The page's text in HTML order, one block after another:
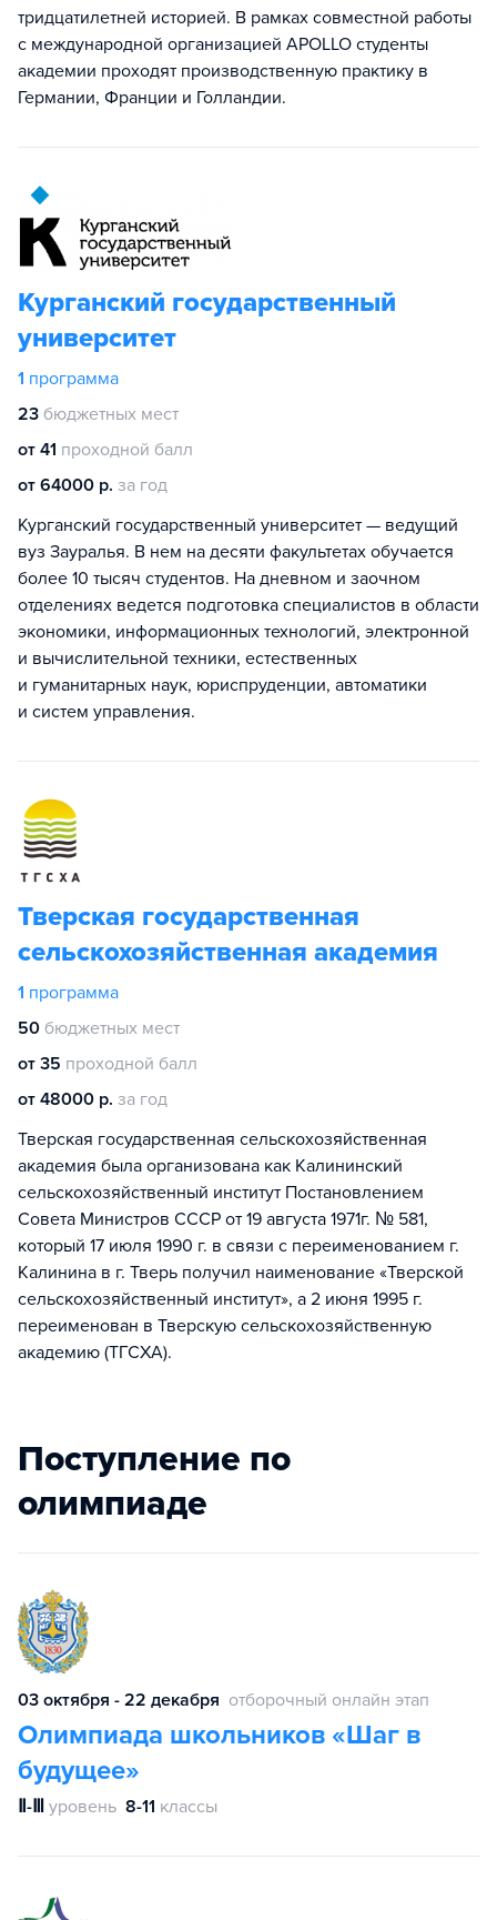
тридцатилетней историей. В рамках совместной работы
с международной организацией APOLLO студенты
академии проходят производственную практику в
Германии, Франции и Голландии.
Курганский государственный
университет
1 программа
23 бюджетных мест
от 41 проходной балл
от 64000 р. за год
Курганский государственный университет — ведущий
вуз Зауралья. В нем на десяти факультетах обучается
более 10 тысяч студентов. На дневном и заочном
отделениях ведется подготовка специалистов в области
экономики, информационных технологий, электронной
и вычислительной техники, естественных
и гуманитарных наук, юриспруденции, автоматики
и систем управления.
Тверская государственная
сельскохозяйственная академия
1 программа
50 бюджетных мест
от 35 проходной балл
от 48000 р. за год
Тверская государственная сельскохозяйственная
академия была организована как Калининский
сельскохозяйственный институт Постановлением
Совета Министров СССР от 19 августа 1971г. № 581,
который 17 июля 1990 г. в связи с переименованием г.
Калинина в г. Тверь получил наименование «Тверской
сельскохозяйственный институт», а 2 июня 1995 г.
переименован в Тверскую сельскохозяйственную
академию (ТГСХА).
Поступление по
олимпиаде
03 октября - 22 декабря отборочный онлайн этап
Олимпиада школьников «Шаг в
будущее»
Ⅱ-Ⅲ уровень 8-11 классы